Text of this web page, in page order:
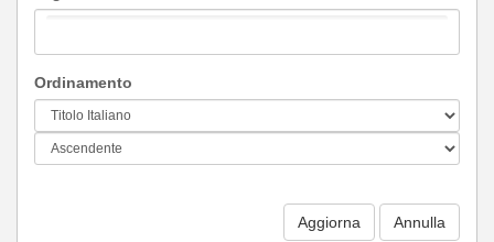
Ordinamento
Aggiorna